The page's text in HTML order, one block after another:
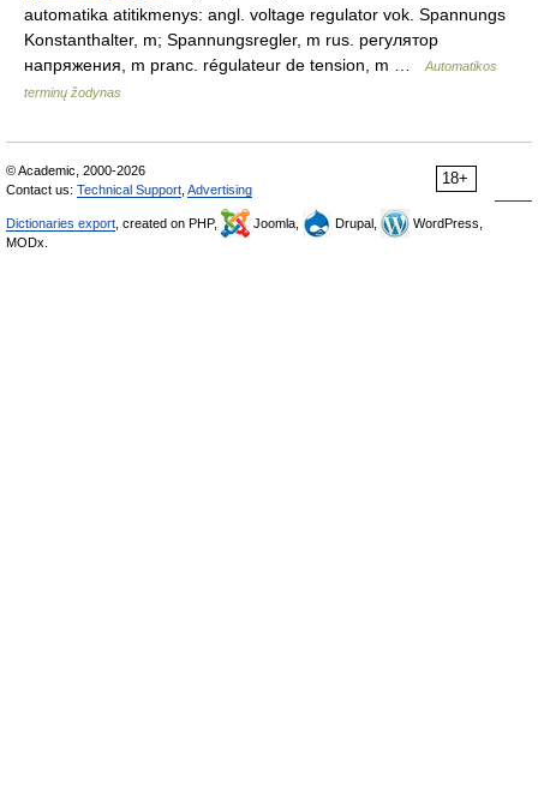
automatika atitikmenys: angl. voltage regulator vok. Spannungs
Konstanthalter, m; Spannungsregler, m rus. регулятор
напряжения, m pranc. régulateur de tension, m …
Automatikos
terminų žodynas
18+
© Academic, 2000-2026
Contact us: Technical Support Advertising
Dictionaries export , created on PHP, Joomla, Drupal,
WordPress,
MODx.